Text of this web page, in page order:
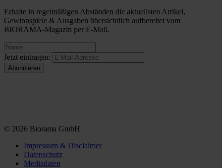
Erhalte in regelmäßigen Abständen die aktuellsten Artikel,
Gewinnspiele & Ausgaben übersichtlich aufbereitet vom
BIORAMA-Magazin per E-Mail.
Jetzt eintragen:
© 2026 Biorama GmbH
Impressum & Disclaimer
Datenschutz
Mediadaten